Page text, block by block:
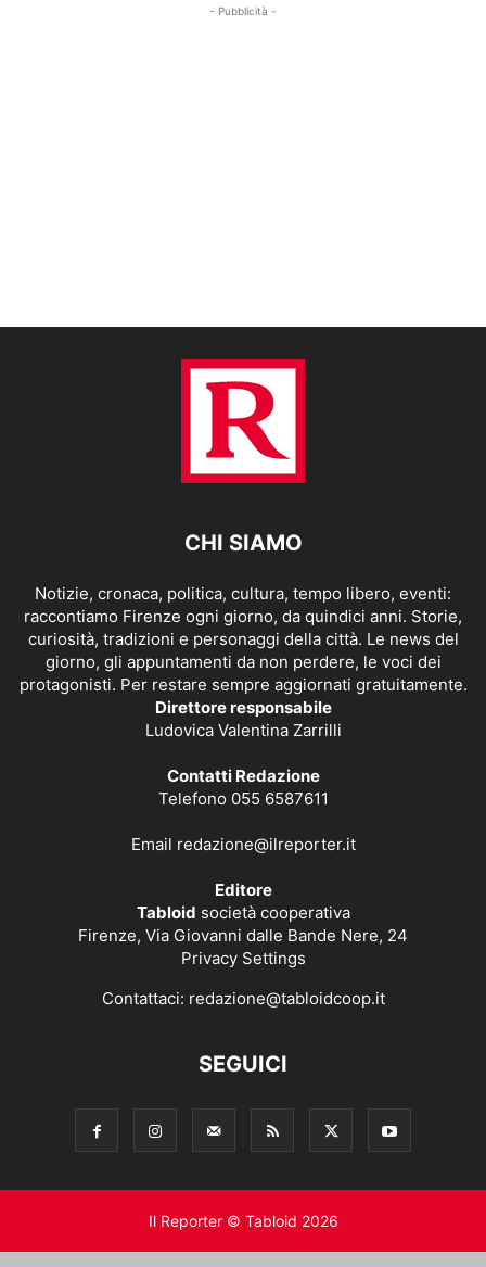
- Pubblicità -
CHI SIAMO
Notizie, cronaca, politica, cultura, tempo libero, eventi:
raccontiamo Firenze ogni giorno, da quindici anni. Storie,
curiosità, tradizioni e personaggi della città. Le news del
giorno, gli appuntamenti da non perdere, le voci dei
protagonisti. Per restare sempre aggiornati gratuitamente.
Direttore responsabile
Ludovica Valentina Zarrilli
Contatti Redazione
Telefono 055 6587611
Email redazione@ilreporter.it
Editore
Tabloid società cooperativa
Firenze, Via Giovanni dalle Bande Nere, 24
Privacy Settings
Contattaci: redazione@tabloidcoop.it
SEGUICI
Il Reporter © Tabloid 2026